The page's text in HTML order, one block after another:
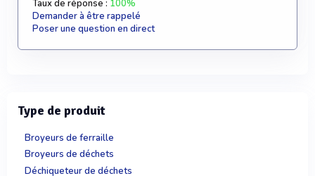
Taux de réponse : 100%
Demander à être rappelé
Poser une question en direct
Type de produit
Broyeurs de ferraille
Broyeurs de déchets
Déchiqueteur de déchets